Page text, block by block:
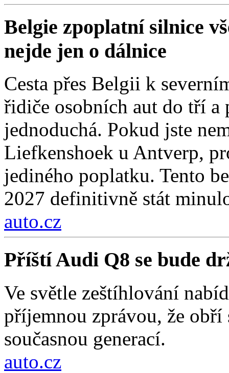
Belgie zpoplatní silnice
nejde jen o dálnice
Cesta přes Belgii k
řidiče osobních aut do tří
jednoduchá. Pokud jste
Liefkenshoek u Antverp,
jediného poplatku. Tento
2027 definitivně stát
auto.cz
Příští Audi Q8 se bude
Ve světle zeštíhlování
příjemnou zprávou, že
současnou generací.
auto.cz